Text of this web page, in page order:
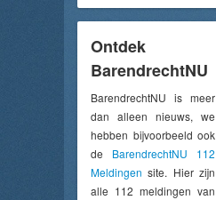
Ontdek
BarendrechtNU
BarendrechtNU is meer
dan alleen nieuws, we
hebben bijvoorbeeld ook
de BarendrechtNU 112
Meldingen site. Hier zijn
alle 112 meldingen van